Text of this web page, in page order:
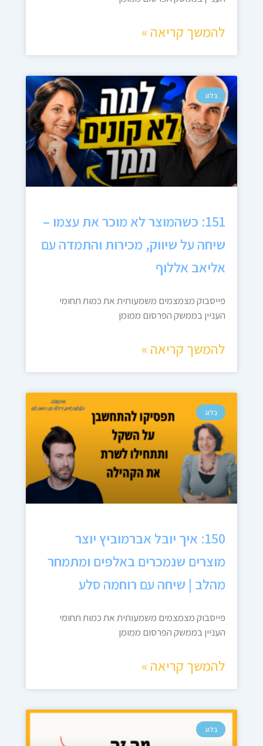
להמשך קריאה »
בלוג
151: כשהמוצר לא מוכר את עצמו –
שיחה על שיווק, מכירות והתמדה עם
אליאב אללוף
פייסבוק מצמצמים משמעותית את כמות תחומי
העניין בממשק הפרסום ממומן
להמשך קריאה »
בלוג
150: איך יובל אברמוביץ יוצר
מוצרים שנמכרים באלפים ומתמחר
מהלב | שיחה עם רוחמה סלע
פייסבוק מצמצמים משמעותית את כמות תחומי
העניין בממשק הפרסום ממומן
להמשך קריאה »
בלוג